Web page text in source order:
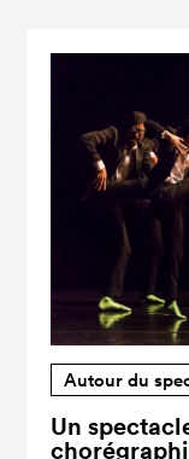
Autour du
Un